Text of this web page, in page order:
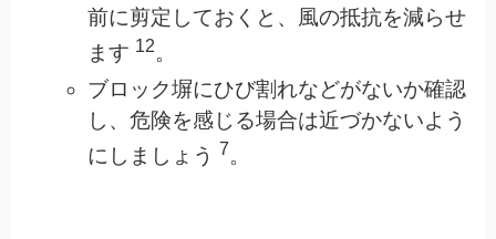
前に剪定しておくと、風の抵抗を減らせ
ます 12。
ブロック塀にひび割れなどがないか確認
し、危険を感じる場合は近づかないよう
にしましょう 7。